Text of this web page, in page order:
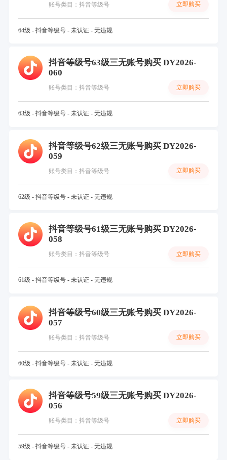
账号类目：抖音等级号 立即购买
64级 - 抖音等级号 - 未认证 - 无违规
抖音等级号63级三无账号购买 DY2026-
060
账号类目：抖音等级号 立即购买
63级 - 抖音等级号 - 未认证 - 无违规
抖音等级号62级三无账号购买 DY2026-
059
账号类目：抖音等级号 立即购买
62级 - 抖音等级号 - 未认证 - 无违规
抖音等级号61级三无账号购买 DY2026-
058
账号类目：抖音等级号 立即购买
61级 - 抖音等级号 - 未认证 - 无违规
抖音等级号60级三无账号购买 DY2026-
057
账号类目：抖音等级号 立即购买
60级 - 抖音等级号 - 未认证 - 无违规
抖音等级号59级三无账号购买 DY2026-
056
账号类目：抖音等级号 立即购买
59级 - 抖音等级号 - 未认证 - 无违规